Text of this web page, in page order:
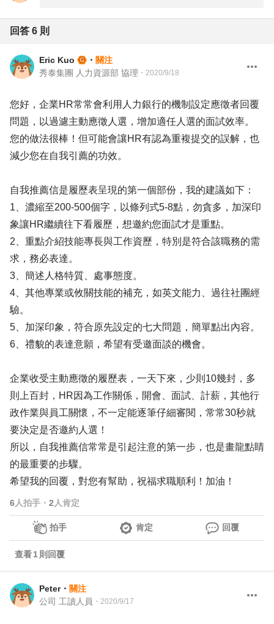
回答 6 則
Eric Kuo ・ 關注
秀泰集團 人力資源部 協理 ・ 2020/9/18
您好，企業HR常常會利用人力銀行的機制設定應徵者回覆
問題，以過濾主動應徵人選，增加適任人選的面試效率。
您的做法很棒！但可能會讓HR有認為重複提交的誤解，也
減少您在自我引薦的功效。
自我推薦信是履歷表呈現的第一個部份，我的建議如下：
1、濃縮至200-500個字，以條列式5-8點，勿貪多，加深印
象讓HR繼續往下看履歷，想邀約您面試才是重點。
2、重點介紹技能專長與工作資歷，特別是符合該職務的需
求，務必表達。
3、簡述人格特質、處事態度。
4、其他專業或攸關技能的補充，如英文能力、過往社團經
驗。
5、加深印象，符合原先設定的七大問題，簡單點出內容。
6、禮貌的表達意願，希望有受邀面談的機會。
企業收受主動應徵的履歷表，一天下來，少則10幾封，多
則上百封，HR因為工作關係，開會、面試、計薪，其他行
政作業與員工關懷，不一定能逐筆仔細審閱，常常30秒就
要決定是否邀約人選！
所以，自我推薦信常常是引起注意的第一步，也是畫龍點睛
的最重要的步驟。
希望我的回覆，對您有幫助，祝福求職順利！加油！
6人拍手 ・ 2 人肯定
拍手 肯定 回覆
查看1 則回覆
Peter ・ 關注
公司 工讀人員 ・ 2020/9/17